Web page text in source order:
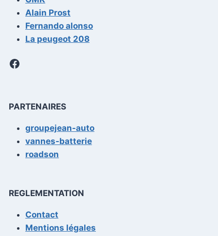
Alain Prost
Fernando alonso
La peugeot 208
Facebook
PARTENAIRES
groupejean-auto
vannes-batterie
roadson
REGLEMENTATION
Contact
Mentions légales